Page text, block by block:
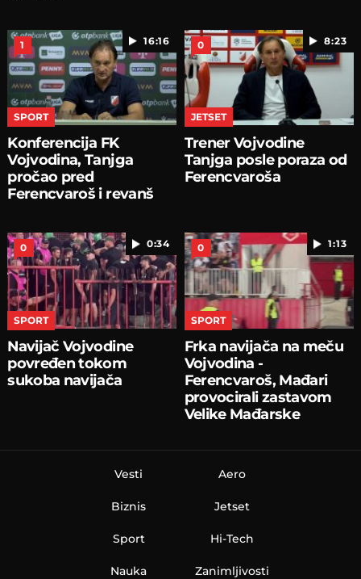
16:16
1
SPORT
Konferencija FK
Vojvodina, Tanjga
pročao pred
Ferencvaroš i revanš
8:23
0
JETSET
Trener Vojvodine
Tanjga posle poraza od
Ferencvaroša
0:34
0
SPORT
Navijač Vojvodine
povređen tokom
sukoba navijača
1:13
0
SPORT
Frka navijača na meču
Vojvodina -
Ferencvaroš, Mađari
provocirali zastavom
Velike Mađarske
Vesti
Biznis
Sport
Nauka
Aero
Jetset
Hi-Tech
Zanimljivosti